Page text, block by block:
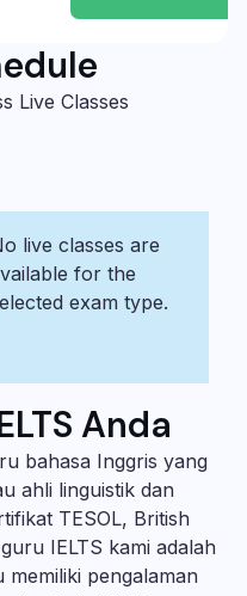
Live Classes
live classes are
for the
exam type.
Anda
bahasa Inggris yang
ahli linguistik dan
TESOL, British
IELTS kami adalah
memiliki pengalaman